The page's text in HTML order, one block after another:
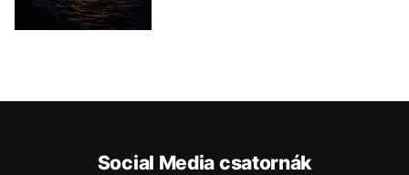
Social Media csatornák